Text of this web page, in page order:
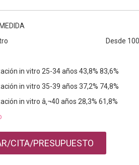
Desde
in vitro 25-34 años 43,8% 83,6%
in vitro 35-39 años 37,2% 74,8%
in vitro â‚¬40 años 28,3% 61,8%
CITA/PRESUPUESTO